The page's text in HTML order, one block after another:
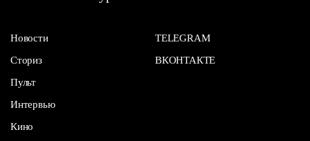
Новости
Сториз
Пульт
Интервью
Кино
TELEGRAM
ВКОНТАКТЕ